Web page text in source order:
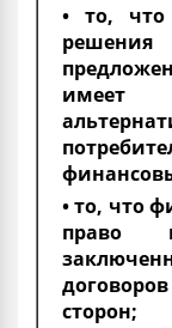
• то, что
имеет
• то, что
право
сторон;